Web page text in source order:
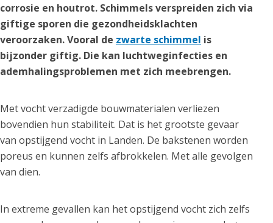
corrosie en houtrot. Schimmels verspreiden zich via
giftige sporen die gezondheidsklachten
veroorzaken. Vooral de zwarte schimmel is
bijzonder giftig. Die kan luchtweginfecties en
ademhalingsproblemen met zich meebrengen.
Met vocht verzadigde bouwmaterialen verliezen
bovendien hun stabiliteit. Dat is het grootste gevaar
van opstijgend vocht in Landen. De bakstenen worden
poreus en kunnen zelfs afbrokkelen. Met alle gevolgen
van dien.
In extreme gevallen kan het opstijgend vocht zich zelfs